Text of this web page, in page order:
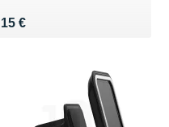
15 €
Vendu 15 €